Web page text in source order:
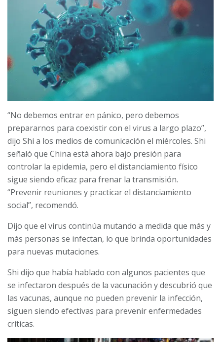
“No debemos entrar en pánico, pero debemos
prepararnos para coexistir con el virus a largo plazo”,
dijo Shi a los medios de comunicación el miércoles. Shi
señaló que China está ahora bajo presión para
controlar la epidemia, pero el distanciamiento físico
sigue siendo eficaz para frenar la transmisión.
“Prevenir reuniones y practicar el distanciamiento
social”, recomendó.
Dijo que el virus continúa mutando a medida que más y
más personas se infectan, lo que brinda oportunidades
para nuevas mutaciones.
Shi dijo que había hablado con algunos pacientes que
se infectaron después de la vacunación y descubrió que
las vacunas, aunque no pueden prevenir la infección,
siguen siendo efectivas para prevenir enfermedades
críticas.